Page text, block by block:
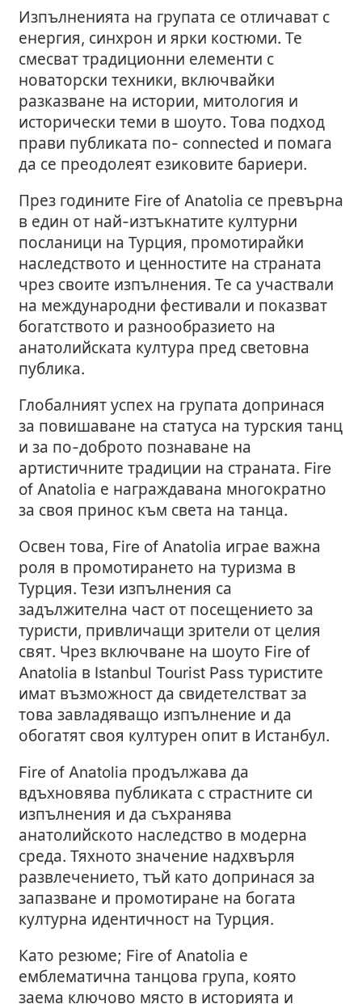
Изпълненията на групата се отличават с
енергия, синхрон и ярки костюми. Те
смесват традиционни елементи с
новаторски техники, включвайки
разказване на истории, митология и
исторически теми в шоуто. Това подход
прави публиката по- connected и помага
да се преодолеят езиковите бариери.
През годините Fire of Anatolia се превърна
в един от най-изтъкнатите културни
посланици на Турция, промотирайки
наследството и ценностите на страната
чрез своите изпълнения. Те са участвали
на международни фестивали и показват
богатството и разнообразието на
анатолийската култура пред световна
публика.
Глобалният успех на групата допринася
за повишаване на статуса на турския танц
и за по-доброто познаване на
артистичните традиции на страната. Fire
of Anatolia е награждавана многократно
за своя принос към света на танца.
Освен това, Fire of Anatolia играе важна
роля в промотирането на туризма в
Турция. Тези изпълнения са
задължителна част от посещението за
туристи, привличащи зрители от целия
свят. Чрез включване на шоуто Fire of
Anatolia в Istanbul Tourist Pass туристите
имат възможност да свидетелстват за
това завладяващо изпълнение и да
обогатят своя културен опит в Истанбул.
Fire of Anatolia продължава да
вдъхновява публиката с страстните си
изпълнения и да съхранява
анатолийското наследство в модерна
среда. Тяхното значение надхвърля
развлечението, тъй като допринася за
запазване и промотиране на богата
културна идентичност на Турция.
Като резюме; Fire of Anatolia е
емблематична танцова група, която
заема ключово място в историята и